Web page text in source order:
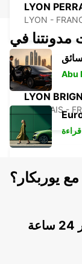
LYON
LYON -
LYON
BRIGNAIS -
مدونتنا في
Abu
يوربكار؟